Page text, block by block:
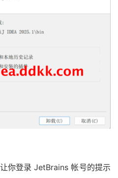
你登录 JetBrains 帐号的提示